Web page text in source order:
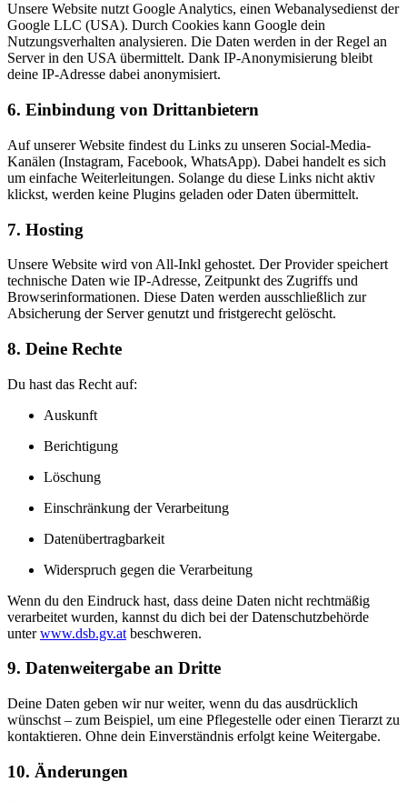
Unsere Website nutzt Google Analytics, einen Webanalysedienst der
Google LLC (USA). Durch Cookies kann Google dein
Nutzungsverhalten analysieren. Die Daten werden in der Regel an
Server in den USA übermittelt. Dank IP-Anonymisierung bleibt
deine IP-Adresse dabei anonymisiert.
6. Einbindung von Drittanbietern
Auf unserer Website findest du Links zu unseren Social-Media-
Kanälen (Instagram, Facebook, WhatsApp). Dabei handelt es sich
um einfache Weiterleitungen. Solange du diese Links nicht aktiv
klickst, werden keine Plugins geladen oder Daten übermittelt.
7. Hosting
Unsere Website wird von All-Inkl gehostet. Der Provider speichert
technische Daten wie IP-Adresse, Zeitpunkt des Zugriffs und
Browserinformationen. Diese Daten werden ausschließlich zur
Absicherung der Server genutzt und fristgerecht gelöscht.
8. Deine Rechte
Du hast das Recht auf:
Auskunft
Berichtigung
Löschung
Einschränkung der Verarbeitung
Datenübertragbarkeit
Widerspruch gegen die Verarbeitung
Wenn du den Eindruck hast, dass deine Daten nicht rechtmäßig
verarbeitet wurden, kannst du dich bei der Datenschutzbehörde
unterwww.dsb.gv.at beschweren.
9. Datenweitergabe an Dritte
Deine Daten geben wir nur weiter, wenn du das ausdrücklich
wünschst – zum Beispiel, um eine Pflegestelle oder einen Tierarzt zu
kontaktieren. Ohne dein Einverständnis erfolgt keine Weitergabe.
10. Änderungen